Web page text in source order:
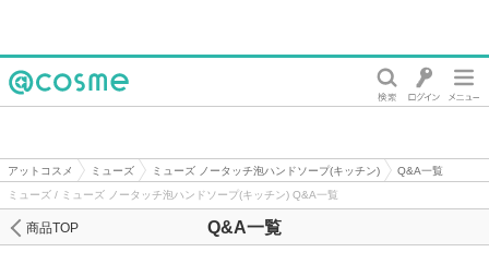
アットコスメ ミューズ ミューズ ノータッチ泡ハンドソープ(キッチン)
Q&A一覧
ミューズ / ミューズ ノータッチ泡ハンドソープ(キッチン) Q&A一覧
Q&A一覧
商品TOP